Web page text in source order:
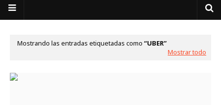
Mostrando las entradas etiquetadas como
UBER
Mostrar todo